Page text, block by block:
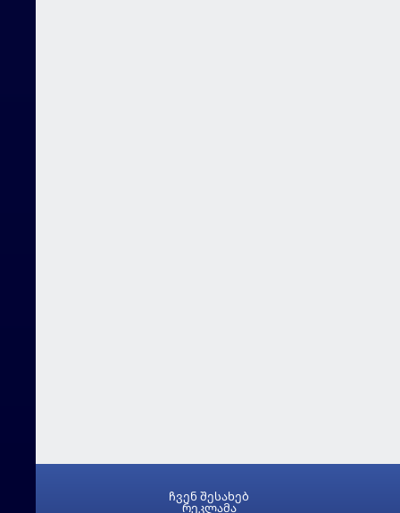
ჩვენ შესახებ
რეკლამა